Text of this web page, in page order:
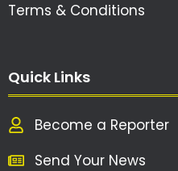
Terms & Conditions
Quick Links
Become a Reporter
Send Your News